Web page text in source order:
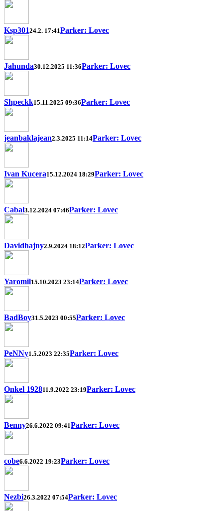
Ksp30124.2. 17:41Parker: Lovec
Jahunda30.12.2025 11:36Parker: Lovec
Shpeckk15.11.2025 09:36Parker: Lovec
jeanbaklajean2.3.2025 11:14Parker: Lovec
Ivan Kucera15.12.2024 18:29Parker: Lovec
Cabal3.12.2024 07:46Parker: Lovec
Davidhajny2.9.2024 18:12Parker: Lovec
Yaromil15.10.2023 23:14Parker: Lovec
BadBoy31.5.2023 00:55Parker: Lovec
PeNNy1.5.2023 22:35Parker: Lovec
Onkel 192811.9.2022 23:19Parker: Lovec
Benny26.6.2022 09:41Parker: Lovec
cobe6.6.2022 19:23Parker: Lovec
Nezbi26.3.2022 07:54Parker: Lovec